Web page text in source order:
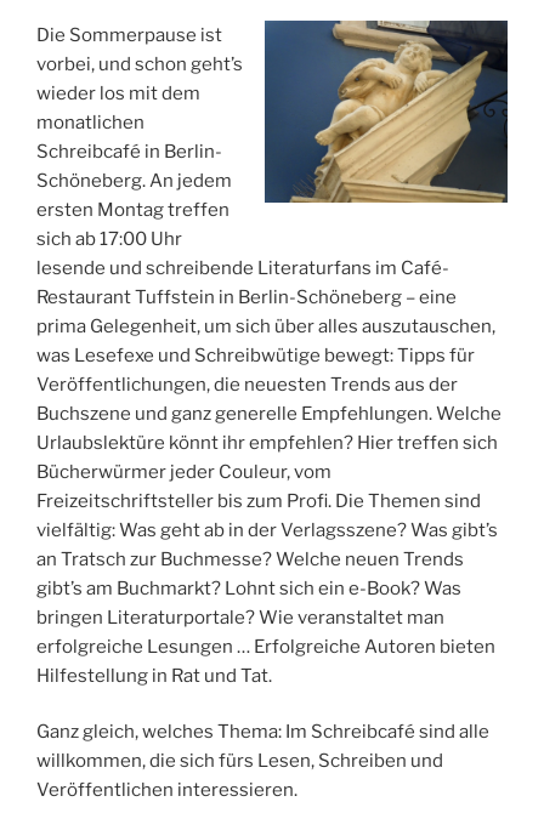
Die Sommerpause ist
vorbei, und schon geht’s
wieder los mit dem
monatlichen
Schreibcafé in Berlin-
Schöneberg. An jedem
ersten Montag treffen
sich ab 17:00 Uhr
lesende und schreibende Literaturfans im Café-
Restaurant Tuffstein in Berlin-Schöneberg – eine
prima Gelegenheit, um sich über alles auszutauschen,
was Lesefexe und Schreibwütige bewegt: Tipps für
Veröffentlichungen, die neuesten Trends aus der
Buchszene und ganz generelle Empfehlungen. Welche
Urlaubslektüre könnt ihr empfehlen? Hier treffen sich
Bücherwürmer jeder Couleur, vom
Freizeitschriftsteller bis zum Profi. Die Themen sind
vielfältig: Was geht ab in der Verlagsszene? Was gibt’s
an Tratsch zur Buchmesse? Welche neuen Trends
gibt’s am Buchmarkt? Lohnt sich ein e-Book? Was
bringen Literaturportale? Wie veranstaltet man
erfolgreiche Lesungen … Erfolgreiche Autoren bieten
Hilfestellung in Rat und Tat.
Ganz gleich, welches Thema: Im Schreibcafé sind alle
willkommen, die sich fürs Lesen, Schreiben und
Veröffentlichen interessieren.